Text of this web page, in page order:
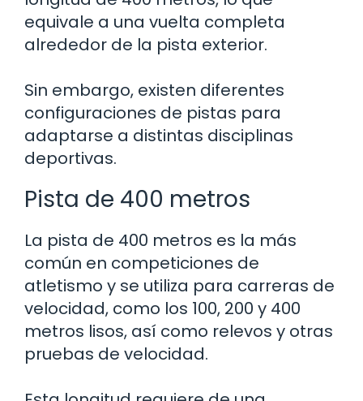
equivale a una vuelta completa
alrededor de la pista exterior.
Sin embargo, existen diferentes
configuraciones de pistas para
adaptarse a distintas disciplinas
deportivas.
Pista de 400 metros
La pista de 400 metros es la más
común en competiciones de
atletismo y se utiliza para carreras de
velocidad, como los 100, 200 y 400
metros lisos, así como relevos y otras
pruebas de velocidad.